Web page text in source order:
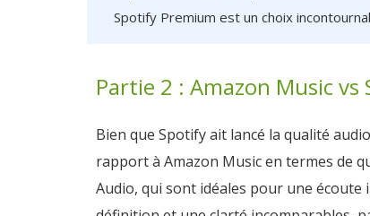
Spotify Premium est un choix
Partie 2 : Amazon Music
Bien que Spotify ait lancé la qualité
rapport à Amazon Music en termes de
Audio, qui sont idéales pour une